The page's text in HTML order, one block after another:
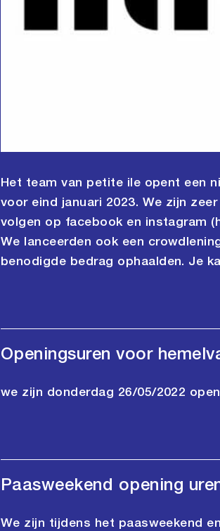
Het team van petite ile opent een
voor eind januari 2023. We zijn
volgen op facebook en instagram
We lanceerden ook een
benodigde bedrag ophaalden. Je
Openingsuren voor
we zijn donderdag 26/05/2022
Paasweekend opening
We zijn tijdens het paasweekend